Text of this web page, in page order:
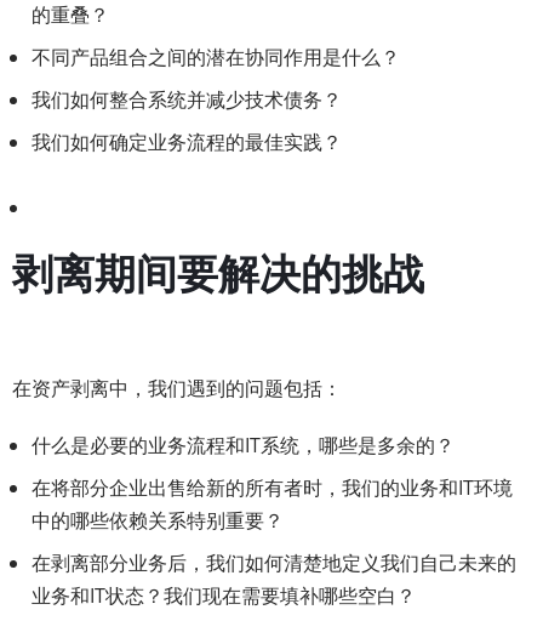
的重叠？
不同产品组合之间的潜在协同作用是什么？
我们如何整合系统并减少技术债务？
我们如何确定业务流程的最佳实践？
剥离期间要解决的挑战
在资产剥离中，我们遇到的问题包括：
什么是必要的业务流程和IT系统，哪些是多余的？
在将部分企业出售给新的所有者时，我们的业务和IT环境
中的哪些依赖关系特别重要？
在剥离部分业务后，我们如何清楚地定义我们自己未来的
业务和IT状态？我们现在需要填补哪些空白？